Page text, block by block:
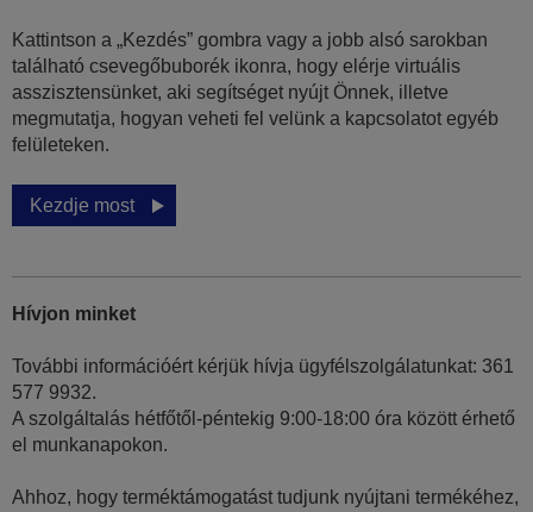
Kattintson a „Kezdés” gombra vagy a jobb alsó sarokban
található csevegőbuborék ikonra, hogy elérje virtuális
asszisztensünket, aki segítséget nyújt Önnek, illetve
megmutatja, hogyan veheti fel velünk a kapcsolatot egyéb
felületeken.
Kezdje most
Hívjon minket
További információért kérjük hívja ügyfélszolgálatunkat: 361
577 9932.
A szolgáltalás hétfőtől-péntekig 9:00-18:00 óra között érhető
el munkanapokon.
Ahhoz, hogy terméktámogatást tudjunk nyújtani termékéhez,